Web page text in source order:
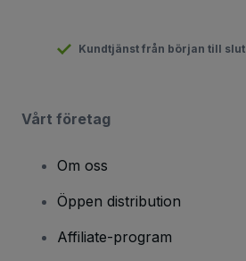
Kundtjänst från början till slut
Vårt företag
Om oss
Öppen distribution
Affiliate-program